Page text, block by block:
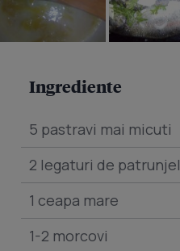
Ingrediente
5 pastravi mai micuti
2 legaturi de patrunjel
1 ceapa mare
1-2 morcovi